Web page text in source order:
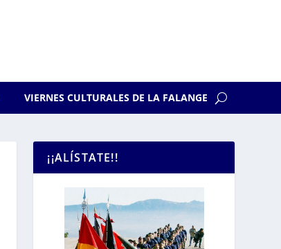
VIERNES CULTURALES DE LA FALANGE
¡¡ALÍSTATE!!